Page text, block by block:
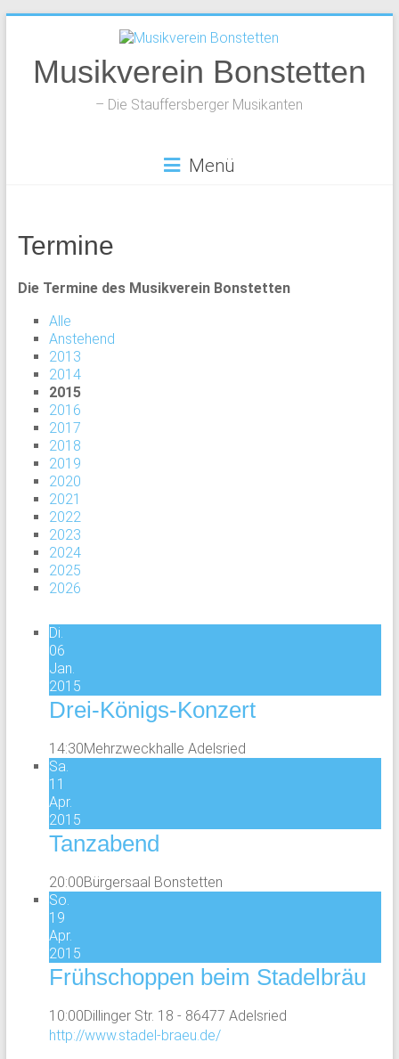
springenMusikverein Bonstetten
– Die Stauffersberger Musikanten
Menü
Termine
Die Termine des Musikverein Bonstetten
Alle
Anstehend
2013
2014
2015
2016
2017
2018
2019
2020
2021
2022
2023
2024
2025
2026
Di.
06
Jan.
2015
Drei-Königs-Konzert
14:30Mehrzweckhalle Adelsried
Sa.
11
Apr.
2015
Tanzabend
20:00Bürgersaal Bonstetten
So.
19
Apr.
2015
Frühschoppen beim Stadelbräu
10:00Dillinger Str. 18 - 86477 Adelsried
http://www.stadel-braeu.de/